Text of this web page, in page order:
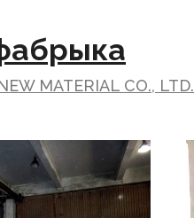
MATERIAL CO., LTD.